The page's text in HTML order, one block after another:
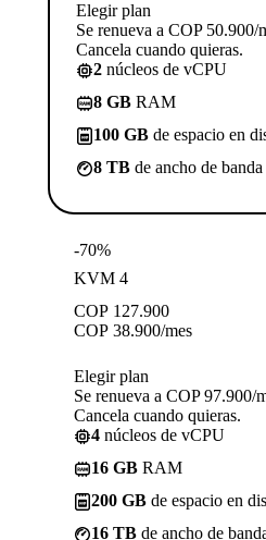
Elegir plan
Se renueva a COP 50.900/
Cancela cuando quieras.
2 núcleos de vCPU
8 GB RAM
100 GB de espacio en
8 TB de ancho de banda
-70%
KVM 4
COP 127.900
COP 38.900/mes
Elegir plan
Se renueva a COP 97.900/
Cancela cuando quieras.
4 núcleos de vCPU
16 GB RAM
200 GB de espacio en
16 TB de ancho de